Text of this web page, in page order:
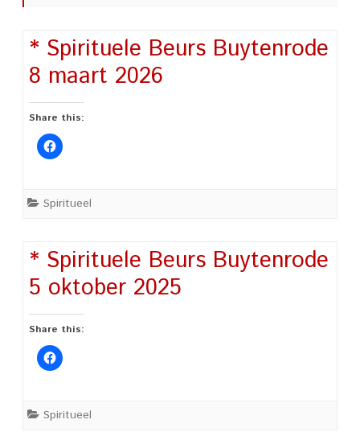
* Spirituele Beurs Buytenrode
8 maart 2026
Share this:
Spiritueel
* Spirituele Beurs Buytenrode
5 oktober 2025
Share this:
Spiritueel